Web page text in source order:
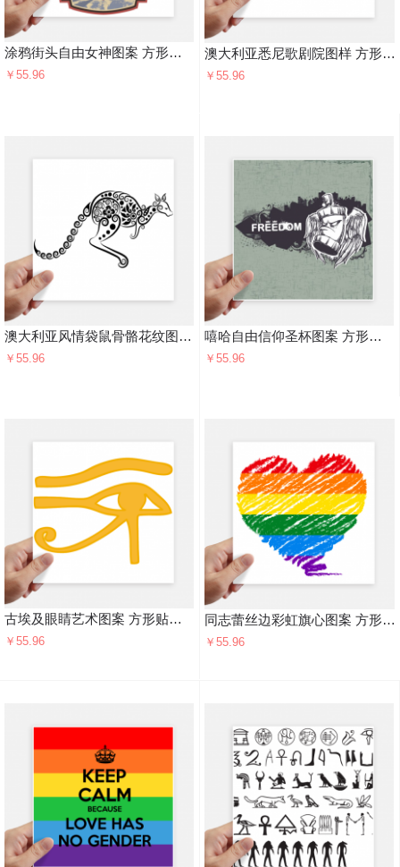
涂鸦街头自由女神图案 方形贴纸20cm摩托电脑贴画旅行箱装饰4片
￥55.96
澳大利亚悉尼歌剧院图样 方形贴纸20cm摩托电脑贴画旅行箱装饰4片
￥55.96
澳大利亚风情袋鼠骨骼花纹图样 方形贴纸20cm摩托电脑贴画旅行箱装饰4片
￥55.96
嘻哈自由信仰圣杯图案 方形贴纸20cm摩托电脑贴画旅行箱装饰4片
￥55.96
古埃及眼睛艺术图案 方形贴纸20cm摩托电脑贴画旅行箱装饰4片
￥55.96
同志蕾丝边彩虹旗心图案 方形贴纸20cm摩托电脑贴画旅行箱装饰4片
￥55.96